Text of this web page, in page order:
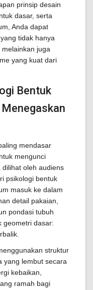
prinsip desain
dasar, serta
Anda dapat
tidak hanya
juga
yang kuat dari
Bentuk
mendasar
mengunci
oleh audiens
psikologi bentuk
masuk ke dalam
detail pakaian,
pondasi tubuh
geometri dasar:
struktur
yang lembut secara
kebaikan,
ramah bagi